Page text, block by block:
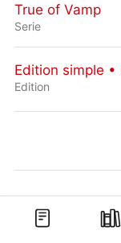
True of Vamp
Serie
Edition simple •
Edition